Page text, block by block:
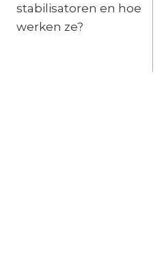
stabilisatoren en hoe
werken ze?